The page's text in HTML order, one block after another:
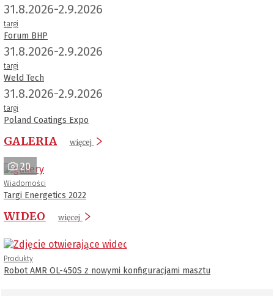
31.8.2026-2.9.2026
targi
Forum BHP
31.8.2026-2.9.2026
targi
Weld Tech
31.8.2026-2.9.2026
targi
Poland Coatings Expo
GALERIA więcej
20
Wiadomości
Targi Energetics 2022
WIDEO więcej
Produkty
Robot AMR OL-450S z nowymi konfiguracjami masztu